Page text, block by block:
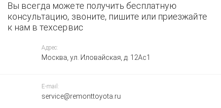
Вы всегда можете получить бесплатную
консультацию, звоните, пишите или приезжайте
к нам в техсервис
Адрес:
Москва, ул. Иловайская, д. 12Ас1
E-mail:
service@remonttoyota.ru